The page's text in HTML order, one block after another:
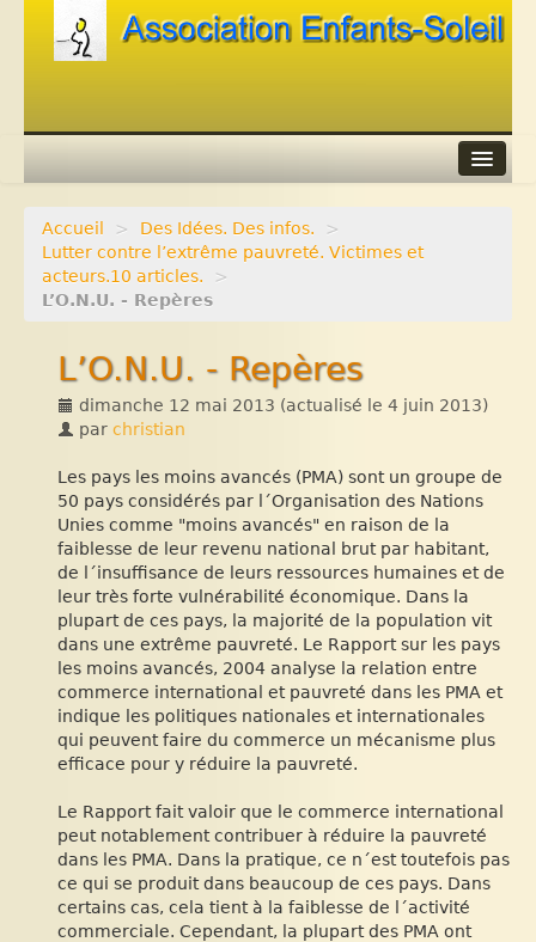
Agenda
Adhérer
Accueil > Des Idées. Des infos.
>
Lutter contre l’extrême pauvreté. Victimes et
acteurs.10 articles.
>
L’O.N.U. - Repères
L’O.N.U. - Repères
dimanche 12 mai 2013 (actualisé le 4 juin 2013)
par christian
Les pays les moins avancés (PMA) sont un groupe de
50 pays considérés par l´Organisation des Nations
Unies comme "moins avancés" en raison de la
faiblesse de leur revenu national brut par habitant,
de l´insuffisance de leurs ressources humaines et de
leur très forte vulnérabilité économique. Dans la
plupart de ces pays, la majorité de la population vit
dans une extrême pauvreté. Le Rapport sur les pays
les moins avancés, 2004 analyse la relation entre
commerce international et pauvreté dans les PMA et
indique les politiques nationales et internationales
qui peuvent faire du commerce un mécanisme plus
efficace pour y réduire la pauvreté.
Le Rapport fait valoir que le commerce international
peut notablement contribuer à réduire la pauvreté
dans les PMA. Dans la pratique, ce n´est toutefois pas
ce qui se produit dans beaucoup de ces pays. Dans
certains cas, cela tient à la faiblesse de l´activité
commerciale. Cependant, la plupart des PMA ont